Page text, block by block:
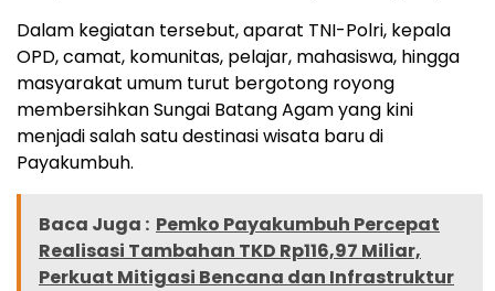
Dalam kegiatan tersebut, aparat TNI-Polri, kepala
OPD, camat, komunitas, pelajar, mahasiswa, hingga
masyarakat umum turut bergotong royong
membersihkan Sungai Batang Agam yang kini
menjadi salah satu destinasi wisata baru di
Payakumbuh.
Baca Juga : Pemko Payakumbuh Percepat
Realisasi Tambahan TKD Rp116,97 Miliar,
Perkuat Mitigasi Bencana dan Infrastruktur